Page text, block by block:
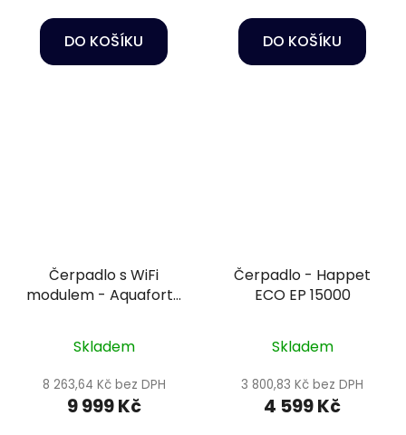
DO KOŠÍKU DO KOŠÍKU
Čerpadlo s WiFi
modulem - Aquaforte
Skladem
8 263,64 Kč bez DPH
9 999 Kč
Čerpadlo - Happet
ECO EP 15000
Skladem
3 800,83 Kč bez DPH
4 599 Kč